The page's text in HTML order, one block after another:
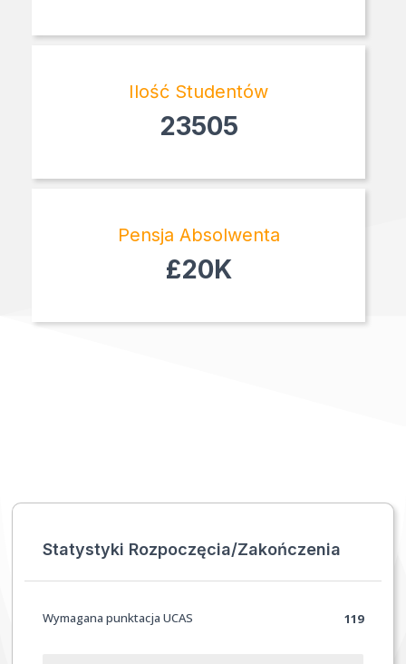
Ilość Studentów
23505
Pensja Absolwenta
£20K
Statystyki Rozpoczęcia/Zakończenia
Wymagana punktacja UCAS 119